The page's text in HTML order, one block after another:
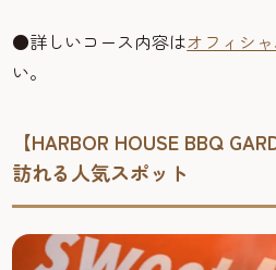
●詳しいコース内容はオフィシ
い。
【HARBOR HOUSE BBQ
訪れる人気スポット